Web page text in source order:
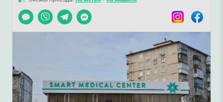
Чат
Viber TelegramMessenger InstagramFacebook